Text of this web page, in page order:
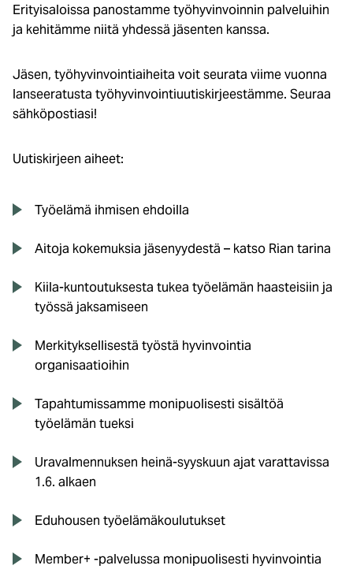
Erityisaloissa panostamme työhyvinvoinnin palveluihin
ja kehitämme niitä yhdessä jäsenten kanssa.
Jäsen, työhyvinvointiaiheita voit seurata viime vuonna
lanseeratusta työhyvinvointiuutiskirjeestämme. Seuraa
sähköpostiasi!
Uutiskirjeen aiheet:
Työelämä ihmisen ehdoilla
Aitoja kokemuksia jäsenyydestä – katso Rian tarina
Kiila-kuntoutuksesta tukea työelämän haasteisiin ja
työssä jaksamiseen
Merkityksellisestä työstä hyvinvointia
organisaatioihin
Tapahtumissamme monipuolisesti sisältöä
työelämän tueksi
Uravalmennuksen heinä-syyskuun ajat varattavissa
1.6. alkaen
Eduhousen työelämäkoulutukset
Member+ -palvelussa monipuolisesti hyvinvointia